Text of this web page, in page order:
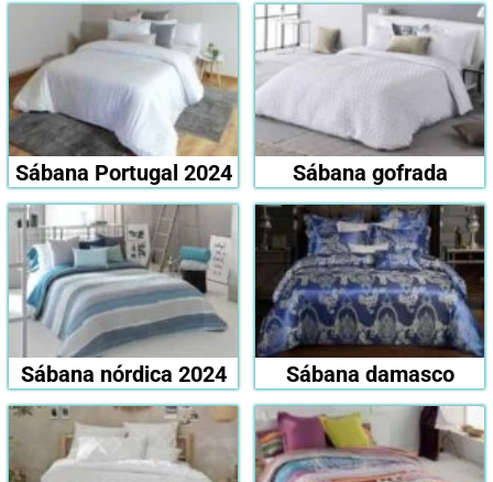
Sábana Portugal 2024 Sábana gofrada
Sábana nórdica 2024 Sábana damasco